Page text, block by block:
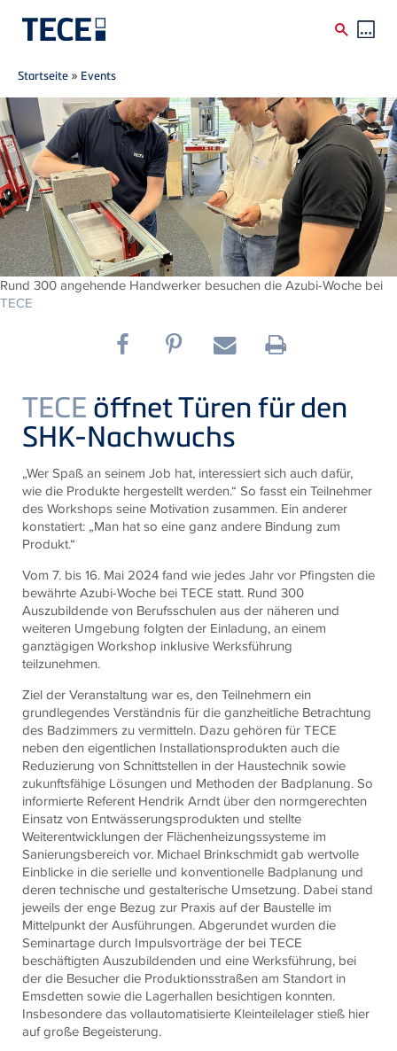
Direkt zum Inhalt
Breadcrumb
Startseite » Events
Rund 300 angehende Handwerker besuchen die Azubi-Woche bei
TECE
TECE öffnet Türen für den
SHK-Nachwuchs
„Wer Spaß an seinem Job hat, interessiert sich auch dafür,
wie die Produkte hergestellt werden.“ So fasst ein Teilnehmer
des Workshops seine Motivation zusammen. Ein anderer
konstatiert: „Man hat so eine ganz andere Bindung zum
Produkt.“
Vom 7. bis 16. Mai 2024 fand wie jedes Jahr vor Pfingsten die
bewährte Azubi-Woche bei TECE statt. Rund 300
Auszubildende von Berufsschulen aus der näheren und
weiteren Umgebung folgten der Einladung, an einem
ganztägigen Workshop inklusive Werksführung
teilzunehmen.
Ziel der Veranstaltung war es, den Teilnehmern ein
grundlegendes Verständnis für die ganzheitliche Betrachtung
des Badzimmers zu vermitteln. Dazu gehören für TECE
neben den eigentlichen Installationsprodukten auch die
Reduzierung von Schnittstellen in der Haustechnik sowie
zukunftsfähige Lösungen und Methoden der Badplanung. So
informierte Referent Hendrik Arndt über den normgerechten
Einsatz von Entwässerungsprodukten und stellte
Weiterentwicklungen der Flächenheizungssysteme im
Sanierungsbereich vor. Michael Brinkschmidt gab wertvolle
Einblicke in die serielle und konventionelle Badplanung und
deren technische und gestalterische Umsetzung. Dabei stand
jeweils der enge Bezug zur Praxis auf der Baustelle im
Mittelpunkt der Ausführungen. Abgerundet wurden die
Seminartage durch Impulsvorträge der bei TECE
beschäftigten Auszubildenden und eine Werksführung, bei
der die Besucher die Produktionsstraßen am Standort in
Emsdetten sowie die Lagerhallen besichtigen konnten.
Insbesondere das vollautomatisierte Kleinteilelager stieß hier
auf große Begeisterung.